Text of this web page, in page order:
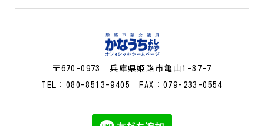
〒670-0973 兵庫県姫路市亀山1-37-7
TEL：080-8513-9405 FAX：079-233-0554